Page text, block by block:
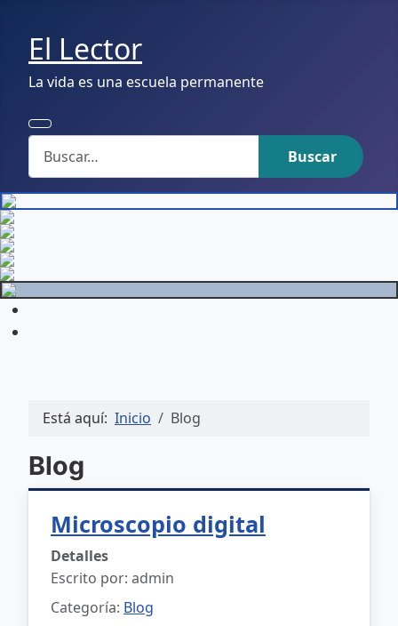
El Lector
La vida es una escuela permanente
Buscar
Buscar
Está aquí: Inicio Blog
Blog
Microscopio digital
Detalles
Escrito por: admin
Categoría: Blog